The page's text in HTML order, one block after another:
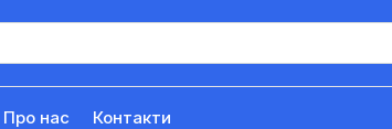
Про нас Контакти